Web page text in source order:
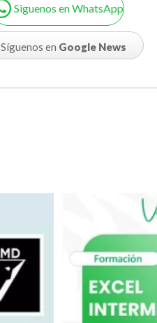
Siguenos en WhatsApp
Síguenos en Google News